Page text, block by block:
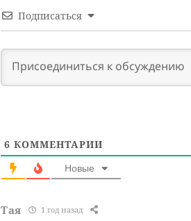
Подписаться
6 КОММЕНТАРИИ
Новые
Тая 1 год назад